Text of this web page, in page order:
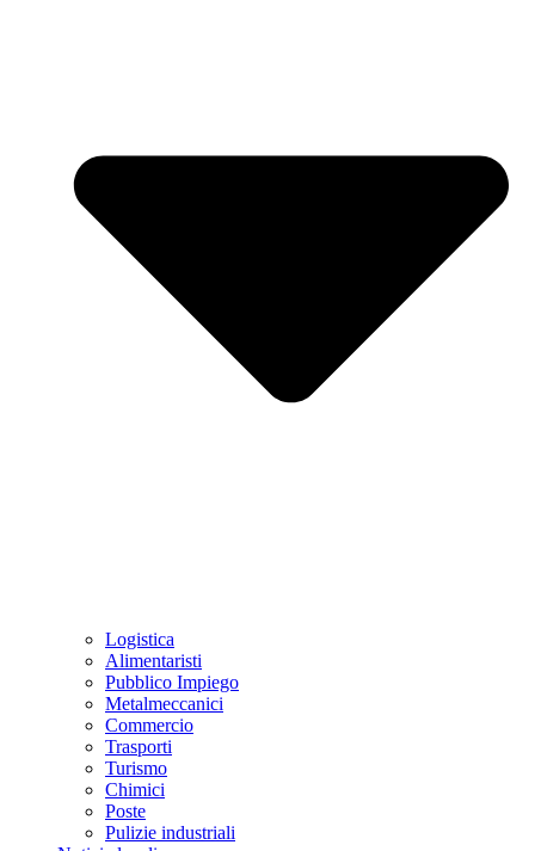
Logistica
Alimentaristi
Pubblico Impiego
Metalmeccanici
Commercio
Trasporti
Turismo
Chimici
Poste
Pulizie industriali